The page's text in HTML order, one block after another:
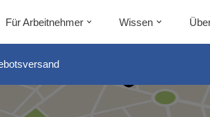
Für Arbeitnehmer Wissen